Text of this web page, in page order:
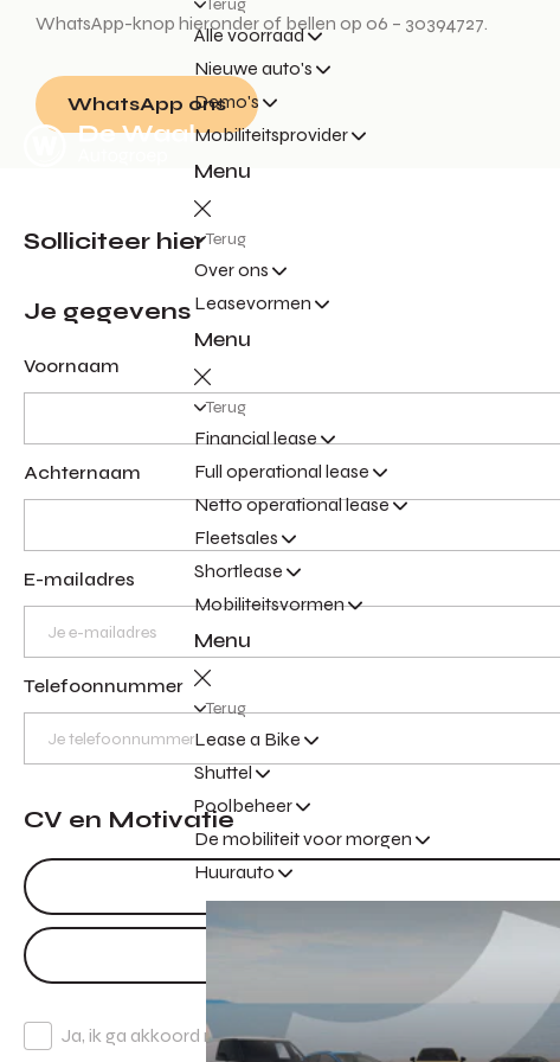
Terug
Alle voorraad
Nieuwe auto's
Demo's
Mobiliteitsprovider
Menu
Terug
Over ons
Leasevormen
Menu
Terug
Financial lease
Full operational lease
Netto operational lease
Fleetsales
Shortlease
Mobiliteitsvormen
Menu
Terug
Lease a Bike
Shuttel
Poolbeheer
De mobiliteit voor morgen
Huurauto
WhatsApp-knop hieronder of bellen op 06 – 30394727.
WhatsApp ons
Solliciteer hier
Je gegevens
Voornaam
Achternaam
E-mailadres
Telefoonnummer
CV en Motivatie
Ja, ik ga akkoord met de privacy voorwaarden